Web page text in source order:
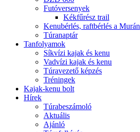
Futóversenyek
Kékfűrész trail
Kenubérlés, raftbérlés a Murán
Túranaptár
Tanfolyamok
Síkvízi kajak és kenu
Vadvízi kajak és kenu
Túravezető képzés
Tréningek
Kajak-kenu bolt
Hírek
Túrabeszámoló
Aktuális
Ajánló